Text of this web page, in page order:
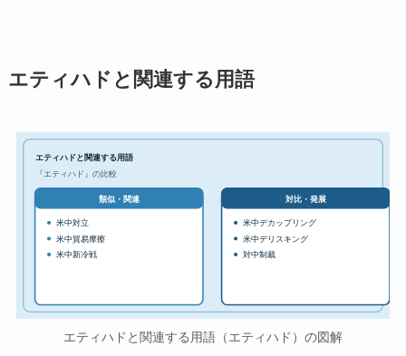
エティハドと関連する用語
エティハドと関連する用語
『エティハド』の比較
類似・関連
米中対立
米中貿易摩擦
米中新冷戦
対比・発展
米中デカップリング
米中デリスキング
対中制裁
エティハドと関連する用語（エティハド）の図解